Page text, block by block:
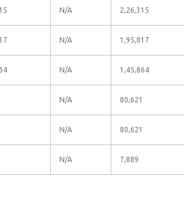
N/A 2,26,315
N/A 1,95,817
N/A 1,45,864
N/A 80,621
N/A 80,621
N/A 7,889